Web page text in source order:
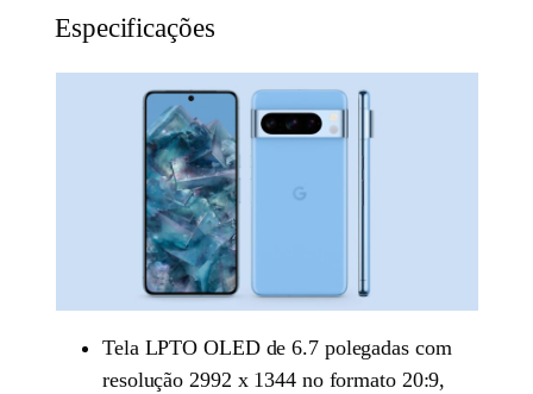
Especificações
Tela LPTO OLED de 6.7 polegadas com
resolução 2992 x 1344 no formato 20:9,